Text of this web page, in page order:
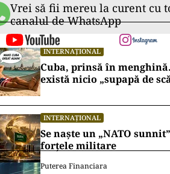
Vrei să fii mereu la curent cu
canalul de WhatsApp
INTERNAȚIONAL
Cuba, prinsă în
există nicio „supapă de
INTERNAȚIONAL
Se naște un „NATO
forțele militare
Puterea Financiara